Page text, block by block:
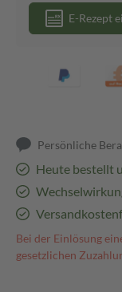
E-Rezept
Persönliche
Heute bestellt
Bei der Einlösung
gesetzlichen